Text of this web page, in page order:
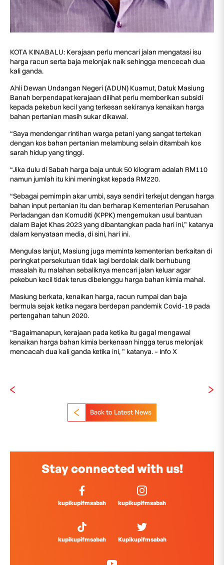
KOTA KINABALU: Kerajaan perlu mencari jalan mengatasi isu
harga racun serta baja melonjak naik sehingga mencecah dua
kali ganda.
Ahli Dewan Undangan Negeri (ADUN) Kuamut, Datuk Masiung
Banah berpendapat kerajaan dilihat perlu memberikan subsidi
kepada pekebun kecil yang terkesan sekiranya kenaikan harga
bahan pertanian masih sukar dikawal.
“Saya mendengar rintihan warga petani yang sangat tertekan
dengan kos bahan pertanian melambung selain ditambah kos
sarah hidup yang tinggi.
“Jika dulu di Sabah harga baja untuk 50 kilogram adalah RM110
namun jumlah itu kini meningkat kepada RM220.
“Sebagai pemimpin akar umbi, saya sendiri terkejut dengan harga
bahan input pertanian itu dan berharap Kementerian Perusahan
Perladangan dan Komuditi (KPPK) mengemukan usul bantuan
dalam Bajet Khas 2023 yang dibantangkan pada hari ini,” katanya
dalam kenyataan media, di sini, hari ini.
Mengulas lanjut, Masiung juga meminta kementerian berkaitan di
peringkat persekutuan tidak lagi berdolak dalik berhubung
masalah itu malahan sebaliknya mencari jalan keluar agar
pekebun kecil tidak terus dibelenggu harga bahan kimia mahal.
Masiung berkata, kenaikan harga, racun rumpai dan baja
bermula sejak ketika negara berdepan pandemik Covid-19 pada
pertengahan tahun 2020.
“Bagaimanapun, kerajaan pada ketika itu gagal mengawal
kenaikan harga bahan kimia berkenaan hingga terus melonjak
mencacah dua kali ganda ketika ini, ” katanya. – Info X
Back to Latest News
Stay connected with us!
kupikupifmsabah kupikupifmsabah
kupikupifmsabah Kupikupifmsabah